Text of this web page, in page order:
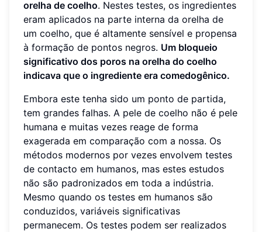
orelha de coelho. Nestes testes, os ingredientes
eram aplicados na parte interna da orelha de
um coelho, que é altamente sensível e propensa
à formação de pontos negros. Um bloqueio
significativo dos poros na orelha do coelho
indicava que o ingrediente era comedogênico.
Embora este tenha sido um ponto de partida,
tem grandes falhas. A pele de coelho não é pele
humana e muitas vezes reage de forma
exagerada em comparação com a nossa. Os
métodos modernos por vezes envolvem testes
de contacto em humanos, mas estes estudos
não são padronizados em toda a indústria.
Mesmo quando os testes em humanos são
conduzidos, variáveis significativas
permanecem. Os testes podem ser realizados